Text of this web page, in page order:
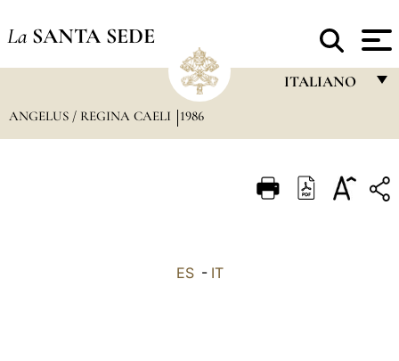
La SANTA SEDE
ITALIANO
ITALIANO
ANGELUS / REGINA CAELI 1986
ES- IT